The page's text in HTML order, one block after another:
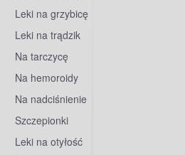
Leki na grzybicę
Leki na trądzik
Na tarczycę
Na hemoroidy
Na nadciśnienie
Szczepionki
Leki na otyłość